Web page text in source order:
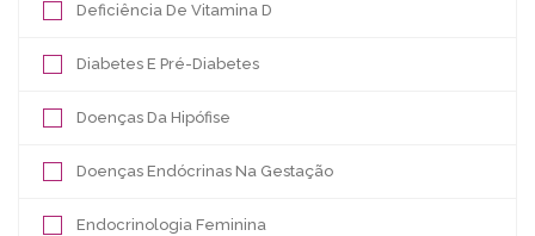
Deficiência De Vitamina D
Diabetes E Pré-Diabetes
Doenças Da Hipófise
Doenças Endócrinas Na Gestação
Endocrinologia Feminina